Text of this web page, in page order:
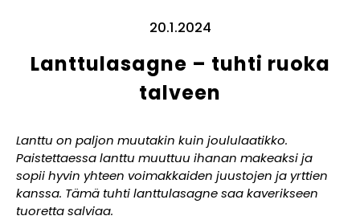
20.1.2024
Lanttulasagne – tuhti ruoka
talveen
Lanttu on paljon muutakin kuin joululaatikko.
Paistettaessa lanttu muuttuu ihanan makeaksi ja
sopii hyvin yhteen voimakkaiden juustojen ja yrttien
kanssa. Tämä tuhti lanttulasagne saa kaverikseen
tuoretta salviaa.